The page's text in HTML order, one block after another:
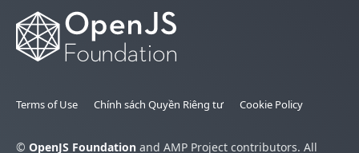
Terms of Use Chính sách Quyền Riêng tư Cookie Policy
© OpenJS Foundation and AMP Project contributors. All